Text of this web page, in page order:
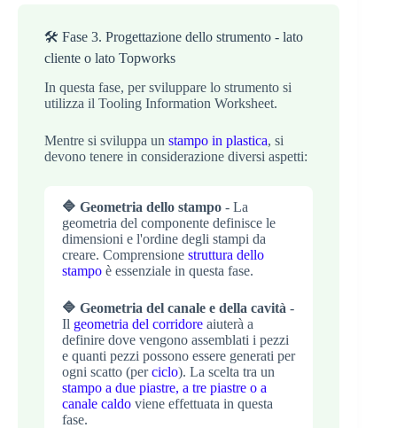
🛠️ Fase 3. Progettazione dello strumento - lato
cliente o lato Topworks
In questa fase, per sviluppare lo strumento si
utilizza il Tooling Information Worksheet.
Mentre si sviluppa un stampo in plastica, si
devono tenere in considerazione diversi aspetti:
🔷 Geometria dello stampo - La
geometria del componente definisce le
dimensioni e l'ordine degli stampi da
creare. Comprensione struttura dello
stampo è essenziale in questa fase.
🔷 Geometria del canale e della cavità -
Il geometria del corridore aiuterà a
definire dove vengono assemblati i pezzi
e quanti pezzi possono essere generati per
ogni scatto (perciclo). La scelta tra un
stampo a due piastre, a tre piastre o a
canale caldo viene effettuata in questa
fase.